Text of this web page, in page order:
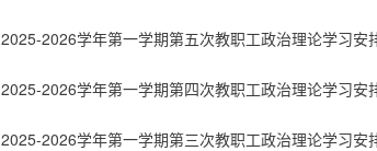
2025-2026学年第一学期第五次教职工政治理论学习安
2025-2026学年第一学期第四次教职工政治理论学习安
2025-2026学年第一学期第三次教职工政治理论学习安